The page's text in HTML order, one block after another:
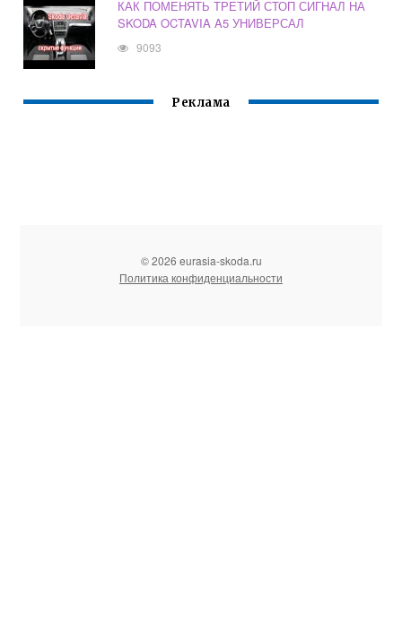
КАК ПОМЕНЯТЬ ТРЕТИЙ СТОП СИГНАЛ НА
SKODA OCTAVIA A5 УНИВЕРСАЛ
9093
Реклама
© 2026 eurasia-skoda.ru
Политика конфиденциальности